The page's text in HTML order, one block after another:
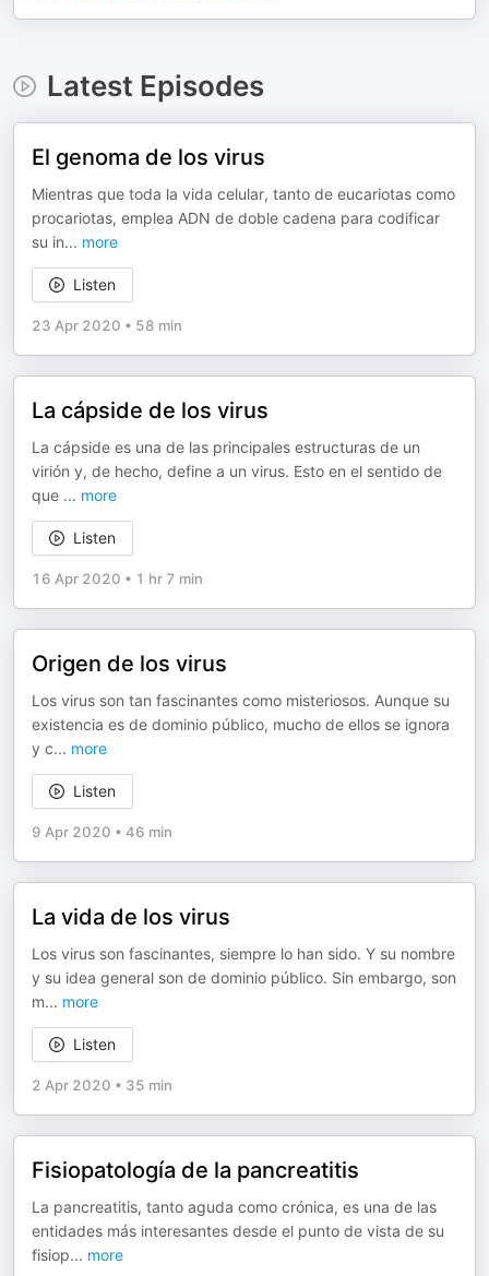
Latest Episodes
El genoma de los virus
Mientras que toda la vida celular, tanto de eucariotas como
procariotas, emplea ADN de doble cadena para codificar
su in... more
Listen
23 Apr 2020 • 58 min
La cápside de los virus
La cápside es una de las principales estructuras de un
virión y, de hecho, define a un virus. Esto en el sentido de
que ... more
Listen
16 Apr 2020 • 1 hr 7 min
Origen de los virus
Los virus son tan fascinantes como misteriosos. Aunque su
existencia es de dominio público, mucho de ellos se ignora
y c... more
Listen
9 Apr 2020 • 46 min
La vida de los virus
Los virus son fascinantes, siempre lo han sido. Y su nombre
y su idea general son de dominio público. Sin embargo, son
m... more
Listen
2 Apr 2020 • 35 min
Fisiopatología de la pancreatitis
La pancreatitis, tanto aguda como crónica, es una de las
entidades más interesantes desde el punto de vista de su
fisiop... more